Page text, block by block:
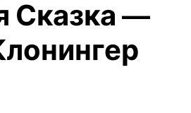
Сказка —